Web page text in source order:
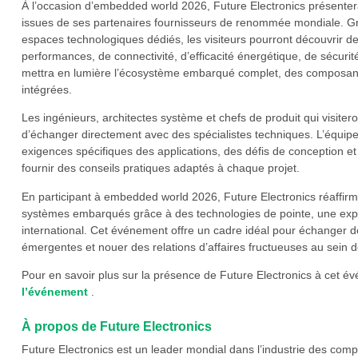
À l’occasion d’embedded world 2026, Future Electronics
issues de ses partenaires fournisseurs de renommée mondiale.
espaces technologiques dédiés, les visiteurs pourront découvrir
performances, de connectivité, d’efficacité énergétique, de
mettra en lumière l’écosystème embarqué complet, des
intégrées.
Les ingénieurs, architectes système et chefs de produit qui
d’échanger directement avec des spécialistes techniques.
exigences spécifiques des applications, des défis de conception
fournir des conseils pratiques adaptés à chaque projet.
En participant à embedded world 2026, Future Electronics
systèmes embarqués grâce à des technologies de pointe, une
international. Cet événement offre un cadre idéal pour échanger
émergentes et nouer des relations d’affaires fructueuses au sein
Pour en savoir plus sur la présence de Future Electronics à cet
l’événement.
À propos de Future Electronics
Future Electronics est un leader mondial dans l’industrie des